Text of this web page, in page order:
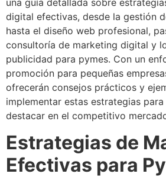
una guía detallada sobre
digital efectivas, desde la gestión
hasta el diseño web profesional,
consultoría de marketing digital y
publicidad para pymes. Con un
promoción para pequeñas
ofrecerán consejos prácticos y
implementar estas estrategias
destacar en el competitivo
Estrategias de
Efectivas para